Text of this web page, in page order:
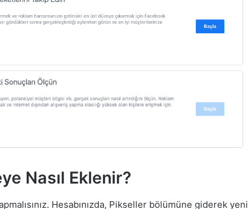
Nasıl Eklenir?
Hesabınızda, Pikseller bölümüne giderek yeni